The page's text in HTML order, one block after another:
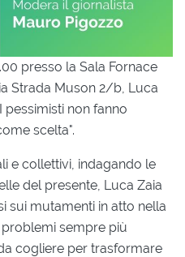
presso la Sala Fornace
Strada Muson 2/b, Luca
pessimisti non fanno
scelta".
e collettivi, indagando le
del presente, Luca Zaia
sui mutamenti in atto nella
sempre più
cogliere per trasformare